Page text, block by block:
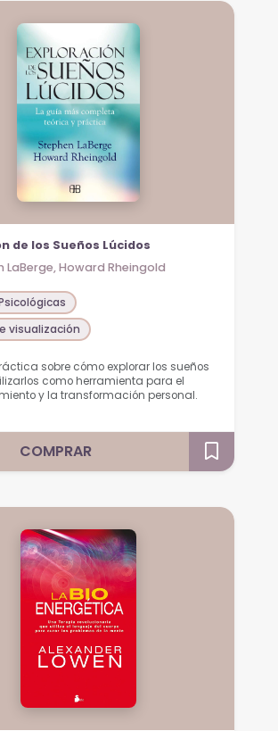
de los Sueños Lúcidos
LaBerge, Howard Rheingold
visualización
sobre cómo explorar los sueños
como herramienta para el
y la transformación personal.
COMPRAR